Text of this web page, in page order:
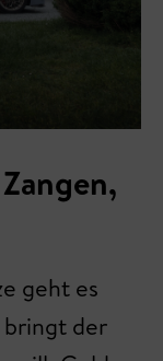
geht es
bringt der